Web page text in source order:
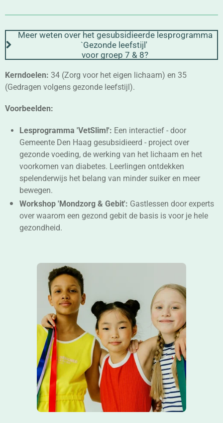
Meer weten over het gesubsidieerde lesprogramma
`Gezonde leefstijl'
voor groep 7 & 8?
Kerndoelen: 34 (Zorg voor het eigen lichaam) en 35
(Gedragen volgens gezonde leefstijl).
Voorbeelden:
Lesprogramma 'VetSlim!': Een interactief - door
Gemeente Den Haag gesubsidieerd - project over
gezonde voeding, de werking van het lichaam en het
voorkomen van diabetes. Leerlingen ontdekken
spelenderwijs het belang van minder suiker en meer
bewegen.
Workshop 'Mondzorg & Gebit': Gastlessen door experts
over waarom een gezond gebit de basis is voor je hele
gezondheid.